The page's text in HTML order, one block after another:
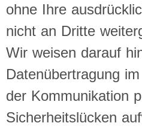
ohne Ihre
nicht an Dritte
Wir weisen darauf
Datenübertragung
der Kommunikation
Sicherheitslücken